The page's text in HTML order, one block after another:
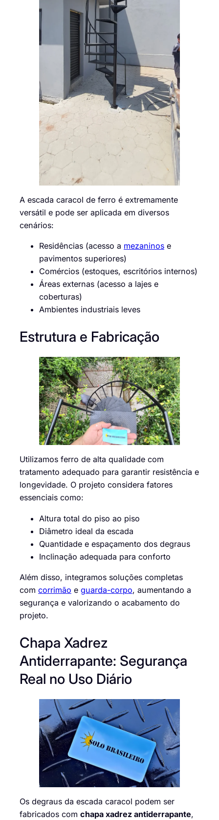
A escada caracol de ferro é extremamente
versátil e pode ser aplicada em diversos
cenários:
Residências (acesso a mezaninos e
pavimentos superiores)
Comércios (estoques, escritórios internos)
Áreas externas (acesso a lajes e
coberturas)
Ambientes industriais leves
Estrutura e Fabricação
Utilizamos ferro de alta qualidade com
tratamento adequado para garantir resistência e
longevidade. O projeto considera fatores
essenciais como:
Altura total do piso ao piso
Diâmetro ideal da escada
Quantidade e espaçamento dos degraus
Inclinação adequada para conforto
Além disso, integramos soluções completas
com corrimão e guarda-corpo, aumentando a
segurança e valorizando o acabamento do
projeto.
Chapa Xadrez
Antiderrapante: Segurança
Real no Uso Diário
Os degraus da escada caracol podem ser
fabricados com chapa xadrez antiderrapante,